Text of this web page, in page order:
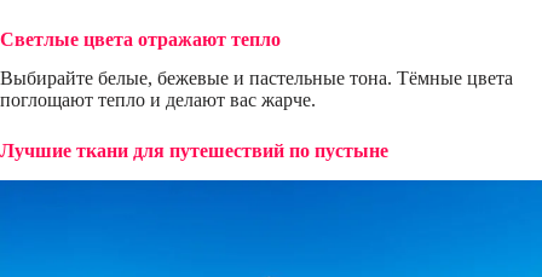
Светлые цвета отражают тепло
Выбирайте белые, бежевые и пастельные тона. Тёмные цвета
поглощают тепло и делают вас жарче.
Лучшие ткани для путешествий по пустыне